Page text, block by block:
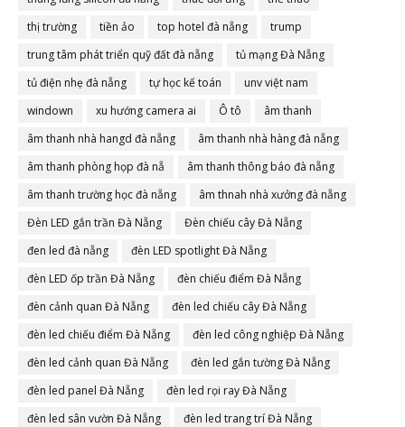
thị trường
tiền ảo top hotel đà nẵng
trump
trung tâm phát triển quỹ đất đà nẵng
tủ mạng Đà Nẵng
tủ điện nhẹ đà nẵng
tự học kế toán
unv việt nam
windown
xu hướng camera ai Ô tô
âm thanh
âm thanh nhà hangd đà nẵng
âm thanh nhà hàng đà nẵng
âm thanh phòng họp đà nẵ
âm thanh thông báo đà nẵng
âm thanh trường học đà nẵng
âm thnah nhà xưởng đà nẵng
Đèn LED gắn trần Đà Nẵng
Đèn chiếu cây Đà Nẵng
đen led đà nẵng
đèn LED spotlight Đà Nẵng
đèn LED ốp trần Đà Nẵng
đèn chiếu điểm Đà Nẵng
đèn cảnh quan Đà Nẵng
đèn led chiếu cây Đà Nẵng
đèn led chiếu điểm Đà Nẵng
đèn led công nghiệp Đà Nẵng
đèn led cảnh quan Đà Nẵng
đèn led gắn tường Đà Nẵng
đèn led panel Đà Nẵng
đèn led rọi ray Đà Nẵng
đèn led sân vườn Đà Nẵng
đèn led trang trí Đà Nẵng